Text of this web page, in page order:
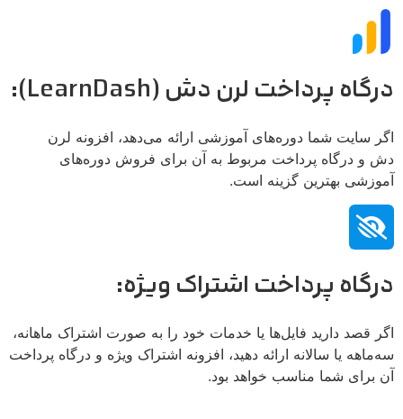
درگاه پرداخت لرن دش (LearnDash):
اگر سایت شما دوره‌های آموزشی ارائه می‌دهد، افزونه لرن
دش و درگاه پرداخت مربوط به آن برای فروش دوره‌های
آموزشی بهترین گزینه است.
درگاه پرداخت اشتراک ویژه:
اگر قصد دارید فایل‌ها یا خدمات خود را به صورت اشتراک ماهانه،
سه‌ماهه یا سالانه ارائه دهید، افزونه اشتراک ویژه و درگاه پرداخت
آن برای شما مناسب خواهد بود.